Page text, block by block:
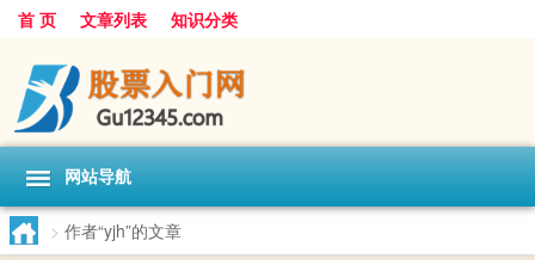
首 页 文章列表 知识分类
网站导航
> 作者“yjh”的文章